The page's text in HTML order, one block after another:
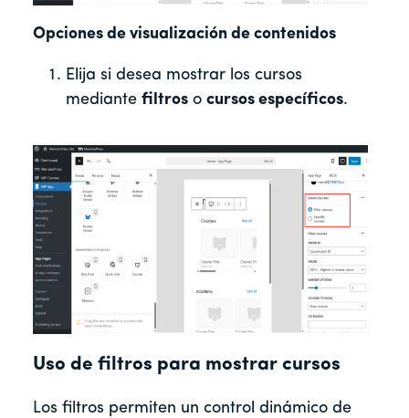
Opciones de visualización de contenidos
Elija si desea mostrar los cursos
mediante filtros o cursos específicos.
Uso de filtros para mostrar cursos
Los filtros permiten un control dinámico de